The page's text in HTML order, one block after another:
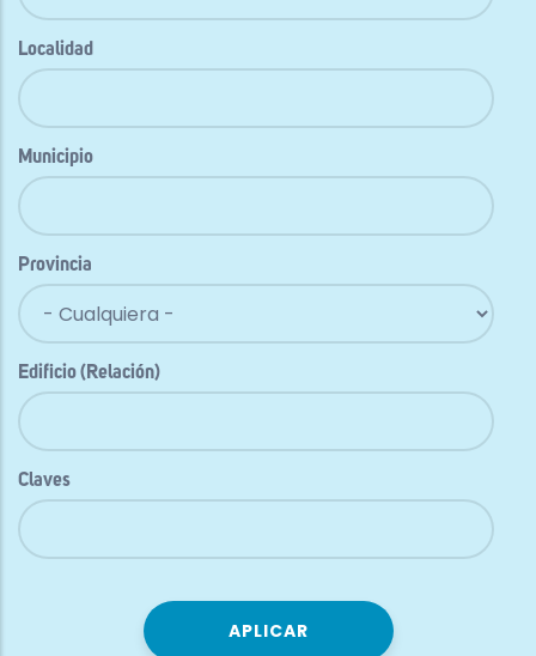
Localidad
Municipio
Provincia
Edificio (Relación)
Claves